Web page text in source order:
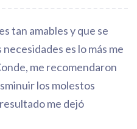
tan amables y que se
es lo más me
me recomendaron
los molestos
me dejó